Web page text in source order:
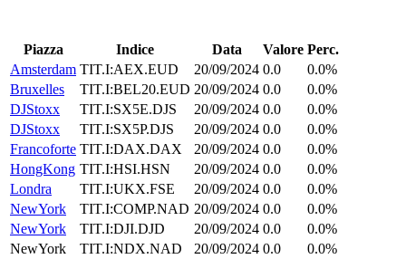
Piazza Indice Data Valore Perc.
Amsterdam TIT.I:AEX.EUD 20/09/2024 0.0
0.0%
Bruxelles
TIT.I:BEL20.EUD 20/09/2024 0.0
0.0%
DJStoxx
TIT.I:SX5E.DJS 20/09/2024 0.0
0.0%
DJStoxx
TIT.I:SX5P.DJS 20/09/2024 0.0
0.0%
Francoforte TIT.I:DAX.DAX 20/09/2024 0.0
0.0%
HongKong TIT.I:HSI.HSN 20/09/2024 0.0
0.0%
Londra
TIT.I:UKX.FSE 20/09/2024 0.0
0.0%
NewYork
TIT.I:COMP.NAD 20/09/2024 0.0
0.0%
NewYork
TIT.I:DJI.DJD 20/09/2024 0.0
0.0%
NewYork
TIT.I:NDX.NAD 20/09/2024 0.0
0.0%